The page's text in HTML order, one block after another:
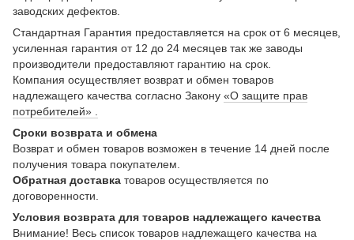
заводских дефектов.
Стандартная Гарантия предоставляется на срок от 6 месяцев,
усиленная гарантия от 12 до 24 месяцев так же заводы
производители предоставляют гарантию на срок.
Компания осуществляет возврат и обмен товаров
надлежащего качества согласно Закону «О защите прав
потребителей» .
Сроки возврата и обмена
Возврат и обмен товаров возможен в течение 14 дней после
получения товара покупателем.
Обратная доставка товаров осуществляется по
договоренности.
Условия возврата для товаров надлежащего качества
Внимание! Весь список товаров надлежащего качества на